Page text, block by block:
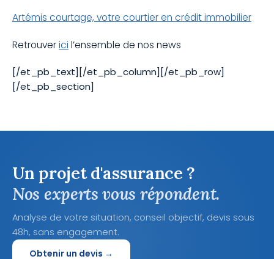
Artémis courtage, votre courtier en crédit immobilier
Retrouverici l’ensemble de nos news
[/et_pb_text][/et_pb_column][/et_pb_row]
[/et_pb_section]
Un projet d'assurance ?
Nos experts vous répondent.
Analyse de votre situation, conseil objectif, devis sous
48h, sans engagement.
Obtenir un devis →